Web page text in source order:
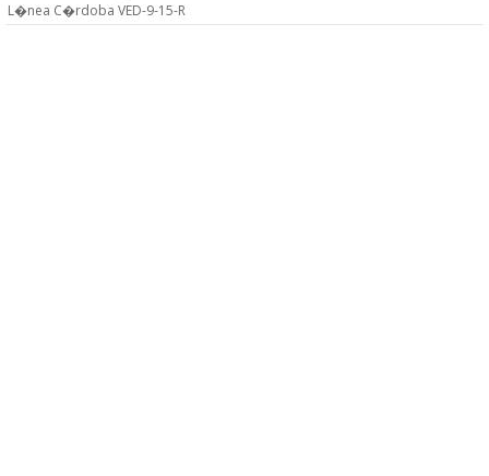
L�nea C�rdoba VED-9-15-R